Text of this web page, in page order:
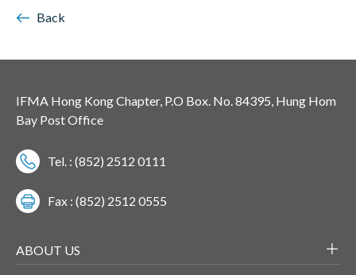
Back
IFMA Hong Kong Chapter, P.O Box. No. 84395, Hung Hom
Bay Post Office
Tel. : (852) 2512 0111
Fax : (852) 2512 0555
ABOUT US